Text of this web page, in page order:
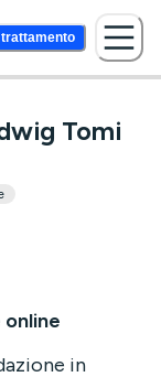
trattamento
Tomi
in